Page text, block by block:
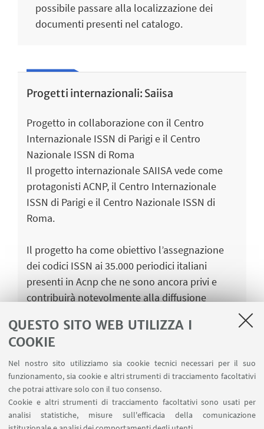
QUESTO SITO WEB UTILIZZA I
COOKIE
Nel nostro sito utilizziamo sia cookie tecnici necessari per il suo
funzionamento, sia cookie e altri strumenti di tracciamento facoltativi
che potrai attivare solo con il tuo consenso.
Cookie e altri strumenti di tracciamento facoltativi sono usati per
analisi statistiche, misure sull'efficacia della comunicazione
possibile passare alla localizzazione dei
documenti presenti nel catalogo.
Progetti internazionali: Saiisa
Progetto in collaborazione con il Centro
Internazionale ISSN di Parigi e il Centro
Nazionale ISSN di Roma
Il progetto internazionale SAIISA vede come
protagonisti ACNP, il Centro Internazionale
ISSN di Parigi e il Centro Nazionale ISSN di
Roma.
Il progetto ha come obiettivo l’assegnazione
dei codici ISSN ai 35.000 periodici italiani
presenti in Acnp che ne sono ancora privi e
contribuirà notevolmente alla diffusione
nazionale attraverso il repertorio ISSN.
DOCUMENTI DEL PROGETTO SAIISA
Progetto SAIISA - Cancedda[ .ppt 430Kb ]